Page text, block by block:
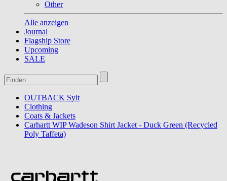
Other
Alle anzeigen
Journal
Flagship Store
Upcoming
SALE
OUTBACK Sylt
Clothing
Coats & Jackets
Carhartt WIP Wadeson Shirt Jacket - Duck Green (Recycled
Poly Taffeta)